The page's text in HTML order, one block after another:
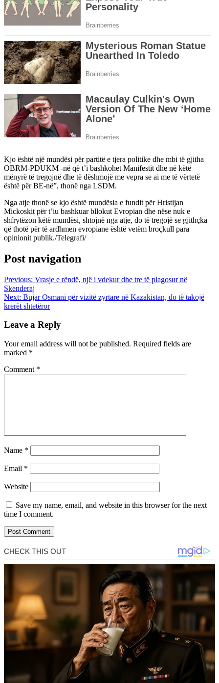
Kjo është një mundësi për partitë e tjera politike dhe mbi të gjitha
OBRM-PDUKM -në që t’i bashkohet Manifestit dhe në këtë
mënyrë të tregojnë dhe të dëshmojë me vepra se ai me të vërtetë
është për BE-në”, thonë nga LSDM.
Nga atje thonë se kjo është mundësia e fundit për Hristijan
Mickoskit për t’iu bashkuar bllokut Evropian dhe nëse nuk e
shfrytëzon këtë mundësi, shtojnë nga atje, do të tregojë se gjithçka
që thotë për të ardhmen evropiane është vetëm broçkull para
opinionit publik./Telegrafi/
Post navigation
Previous: Vrasje e rëndë, një i vdekur dhe tre të plagosur në
Skenderaj
Next: Bujar Osmani për vizitë zyrtare në Kazakistan, do të takojë
krerët shtetëror
Leave a Reply
Your email address will not be published. Required fields are
marked *
Comment *
Name *
Email *
Website
Save my name, email, and website in this browser for the next
time I comment.